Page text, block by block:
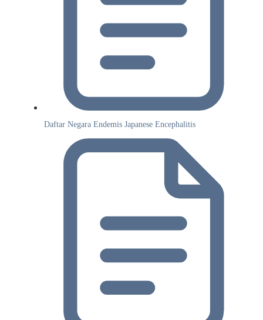
Daftar Negara Endemis Japanese Encephalitis